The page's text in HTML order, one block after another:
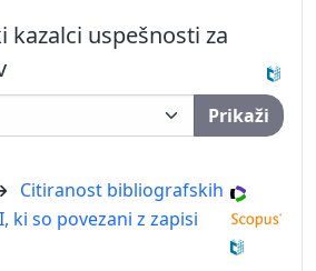
kazalci uspešnosti za
Prikaži
Citiranost bibliografskih
ki so povezani z zapisi